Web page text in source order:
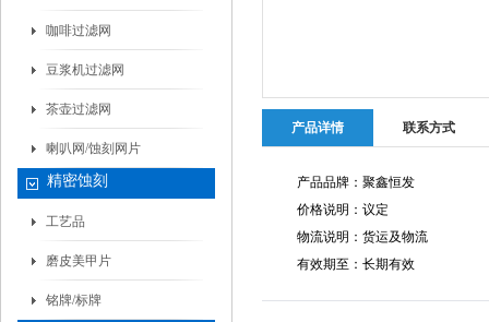
咖啡过滤网
豆浆机过滤网
茶壶过滤网
喇叭网/蚀刻网片
精密蚀刻
工艺品
磨皮美甲片
铭牌/标牌
产品详情 联系方式
产品品牌：聚鑫恒发
价格说明：议定
物流说明：货运及物流
有效期至：长期有效